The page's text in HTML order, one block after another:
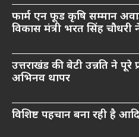
फार्म एन फूड कृषि सम्मान
विकास मंत्री भरत सिंह चौधरी
उत्तराखंड की बेटी उन्नति ने पूरे
अभिनव थापर
विशिष्ट पहचान बना रही है